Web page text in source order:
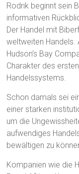
Rodrik beginnt sein
informativen
Der Handel mit
weltweiten Handels.
Hudson’s Bay
Charakter des
Handelssystems.
Schon damals sei
einer starken
um die
aufwendiges
bewältigen zu
Kompanien wie die